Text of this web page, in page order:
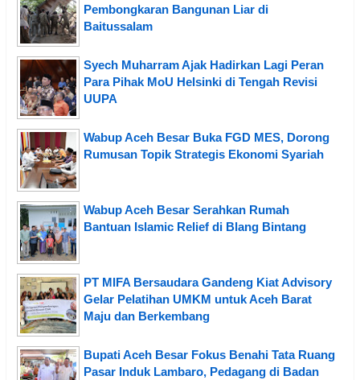
Pembongkaran Bangunan Liar di
Baitussalam
Syech Muharram Ajak Hadirkan Lagi Peran
Para Pihak MoU Helsinki di Tengah Revisi
UUPA
Wabup Aceh Besar Buka FGD MES, Dorong
Rumusan Topik Strategis Ekonomi Syariah
Wabup Aceh Besar Serahkan Rumah
Bantuan Islamic Relief di Blang Bintang
PT MIFA Bersaudara Gandeng Kiat Advisory
Gelar Pelatihan UMKM untuk Aceh Barat
Maju dan Berkembang
Bupati Aceh Besar Fokus Benahi Tata Ruang
Pasar Induk Lambaro, Pedagang di Badan